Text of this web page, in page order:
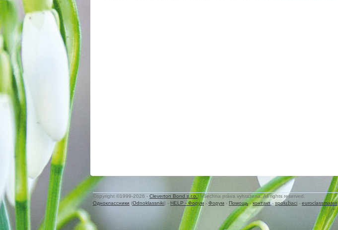
Copyright ©1999-2026 - Cleverton Bond s.r.o.
. Všechna práva vyhrazena. All rights reserved.
Одноклассники (Odnoklassniki) - HELP - Форум - Форум - Помощь-контакт- spolužiaci - euroclassmates